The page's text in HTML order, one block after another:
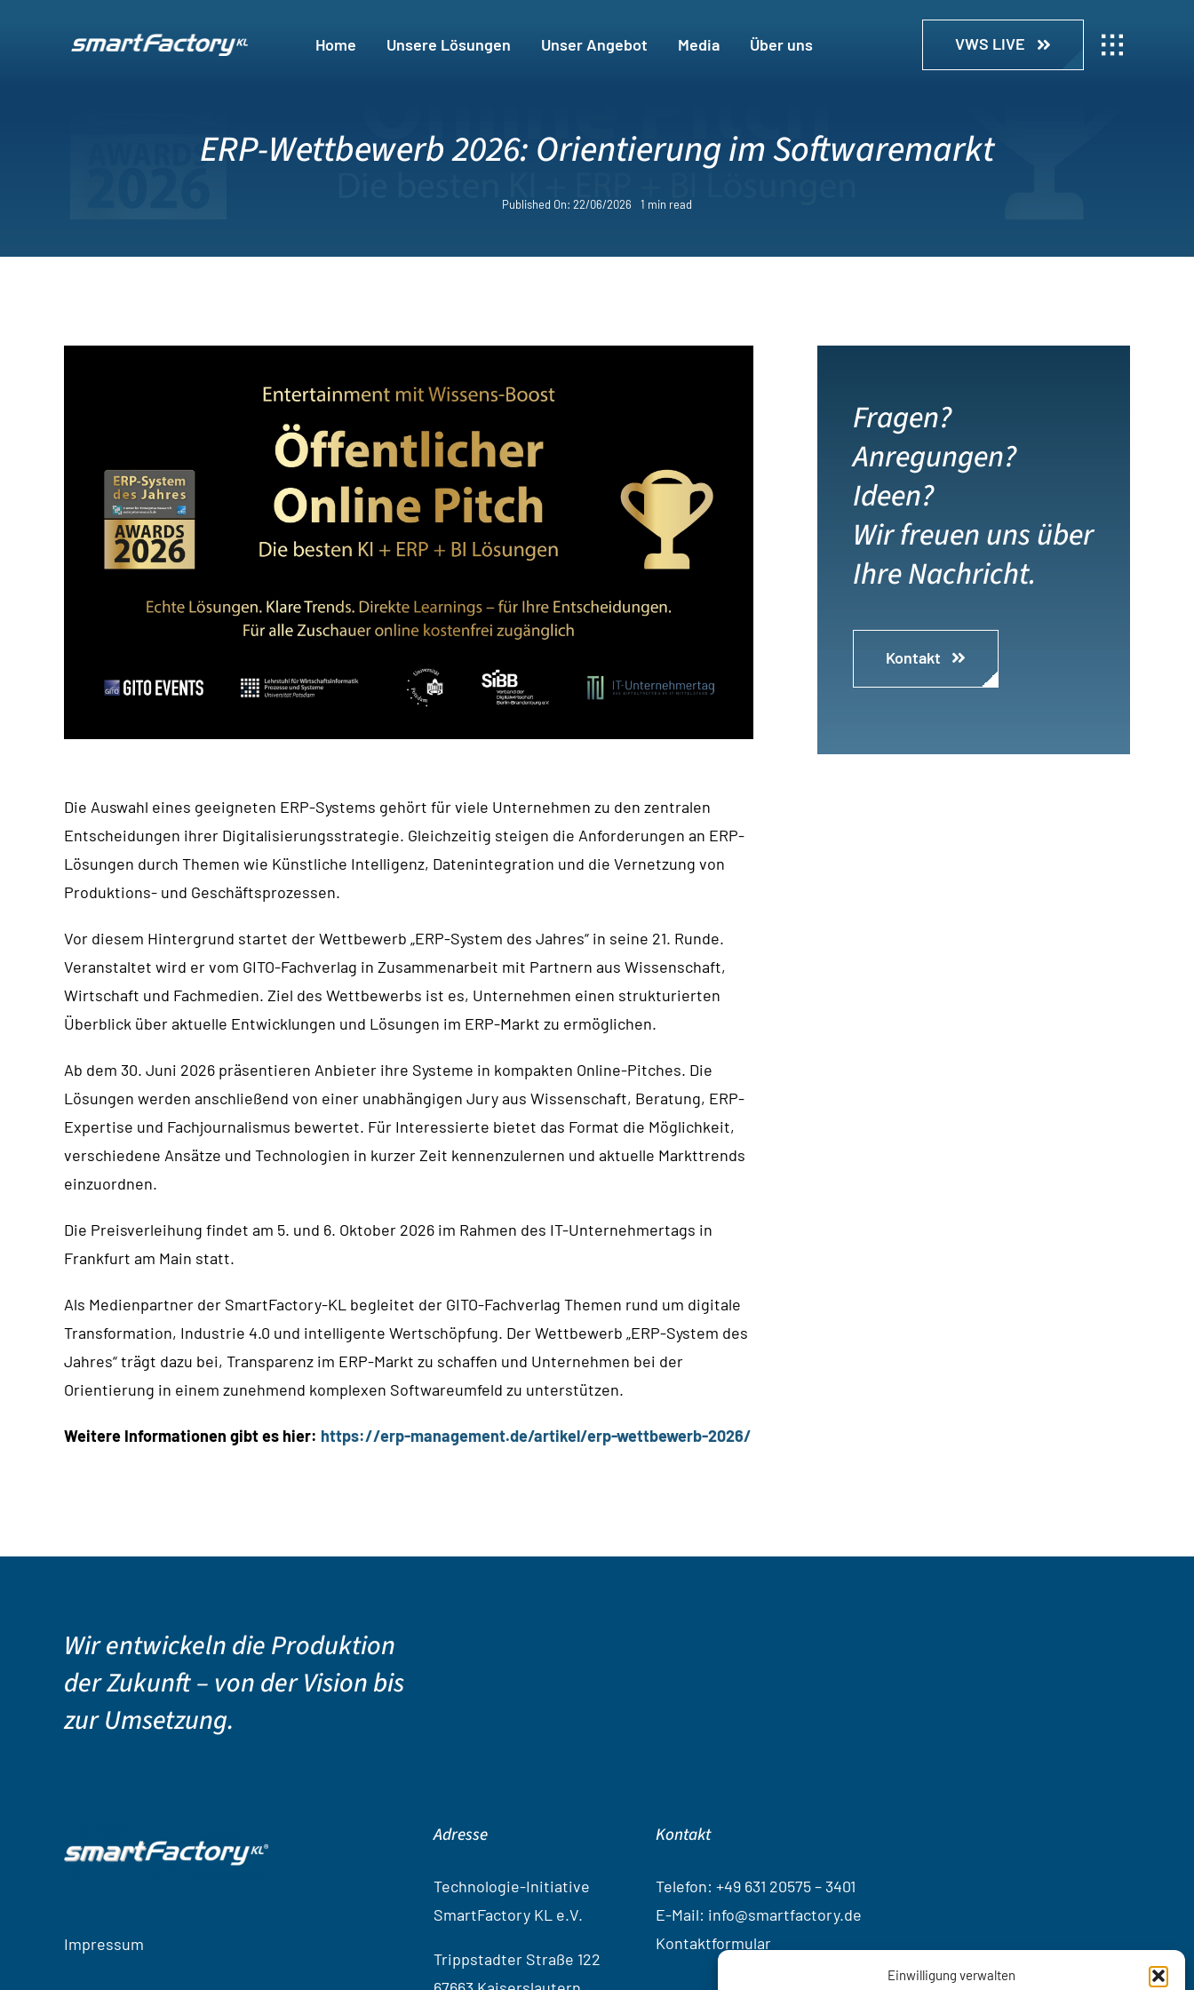
Einwilligung verwalten
Home Unsere Lösungen Unser Angebot Media Über uns VWS LIVE
ERP-Wettbewerb 2026: Orientierung im Softwaremarkt
Published On: 22/06/2026 1 min read
Die Auswahl eines geeigneten ERP-Systems gehört für viele Unternehmen zu den zentralen
Entscheidungen ihrer Digitalisierungsstrategie. Gleichzeitig steigen die Anforderungen an ERP-
Lösungen durch Themen wie Künstliche Intelligenz, Datenintegration und die Vernetzung von
Produktions- und Geschäftsprozessen.
Vor diesem Hintergrund startet der Wettbewerb „ERP-System des Jahres“ in seine 21. Runde.
Veranstaltet wird er vom GITO-Fachverlag in Zusammenarbeit mit Partnern aus Wissenschaft,
Wirtschaft und Fachmedien. Ziel des Wettbewerbs ist es, Unternehmen einen strukturierten
Überblick über aktuelle Entwicklungen und Lösungen im ERP-Markt zu ermöglichen.
Ab dem 30. Juni 2026 präsentieren Anbieter ihre Systeme in kompakten Online-Pitches. Die
Lösungen werden anschließend von einer unabhängigen Jury aus Wissenschaft, Beratung, ERP-
Expertise und Fachjournalismus bewertet. Für Interessierte bietet das Format die Möglichkeit,
verschiedene Ansätze und Technologien in kurzer Zeit kennenzulernen und aktuelle Markttrends
einzuordnen.
Die Preisverleihung findet am 5. und 6. Oktober 2026 im Rahmen des IT-Unternehmertags in
Frankfurt am Main statt.
Als Medienpartner der SmartFactory-KL begleitet der GITO-Fachverlag Themen rund um digitale
Transformation, Industrie 4.0 und intelligente Wertschöpfung. Der Wettbewerb „ERP-System des
Jahres“ trägt dazu bei, Transparenz im ERP-Markt zu schaffen und Unternehmen bei der
Orientierung in einem zunehmend komplexen Softwareumfeld zu unterstützen.
Weitere Informationen gibt es hier: https://erp-management.de/artikel/erp-wettbewerb-2026/
Fragen?
Anregungen?
Ideen?
Wir freuen uns über
Ihre Nachricht.
Kontakt
Wir entwickeln die Produktion
der Zukunft – von der Vision bis
zur Umsetzung.
Impressum
Adresse
Technologie-Initiative
SmartFactory KL e.V.
Trippstadter Straße 122
Kontakt
Telefon: +49 631 20575 – 3401
E-Mail: info@smartfactory.de
Kontaktformular